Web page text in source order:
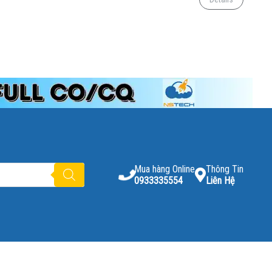
Mua hàng Online
0933335554
Thông Tin
Liên Hệ